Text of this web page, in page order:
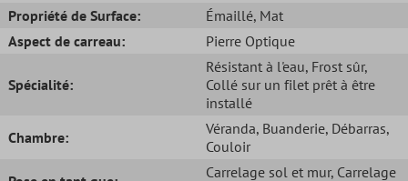
Propriété de Surface:
Émaillé, Mat
Aspect de carreau:
Pierre Optique
Spécialité:
Résistant à l'eau, Frost sûr,
Collé sur un filet prêt à être
installé
Chambre:
Véranda, Buanderie, Débarras,
Couloir
Carrelage sol et mur, Carrelage